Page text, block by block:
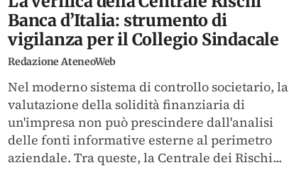
Banca d’Italia: strumento di
vigilanza per il Collegio Sindacale
Redazione AteneoWeb
Nel moderno sistema di controllo societario, la
valutazione della solidità finanziaria di
un'impresa non può prescindere dall'analisi
delle fonti informative esterne al perimetro
aziendale. Tra queste, la Centrale dei Rischi...